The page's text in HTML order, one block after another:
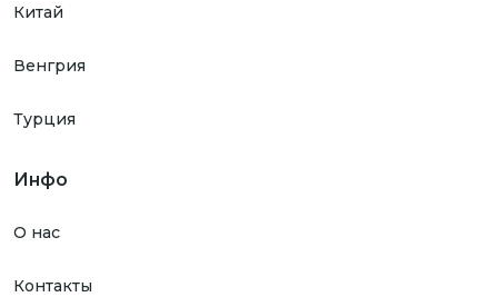
Китай
Венгрия
Турция
Инфо
О нас
Контакты